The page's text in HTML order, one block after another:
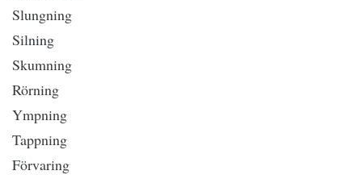
Slungning
Silning
Skumning
Rörning
Ympning
Tappning
Förvaring